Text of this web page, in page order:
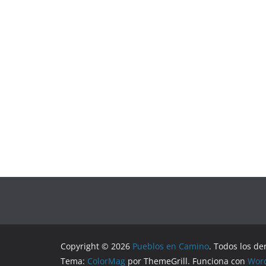
Copyright © 2026 Pueblos en Camino. Todos los
Tema: ColorMag por ThemeGrill. Funciona con